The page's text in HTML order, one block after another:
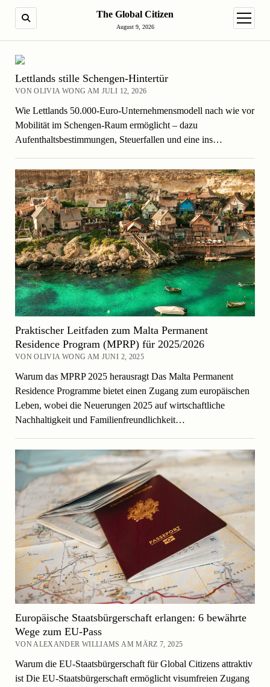
The Global Citizen
August 9, 2026
Menü
Lettlands stille Schengen-Hintertür
VON OLIVIA WONG AM JULI 12, 2026
Wie Lettlands 50.000-Euro-Unternehmensmodell nach wie vor
Mobilität im Schengen-Raum ermöglicht – dazu
Aufenthaltsbestimmungen, Steuerfallen und eine ins…
Praktischer Leitfaden zum Malta Permanent
Residence Program (MPRP) für 2025/2026
VON OLIVIA WONG AM JUNI 2, 2025
Warum das MPRP 2025 herausragt Das Malta Permanent
Residence Programme bietet einen Zugang zum europäischen
Leben, wobei die Neuerungen 2025 auf wirtschaftliche
Nachhaltigkeit und Familienfreundlichkeit…
Europäische Staatsbürgerschaft erlangen: 6 bewährte
Wege zum EU-Pass
VON ALEXANDER WILLIAMS AM MÄRZ 7, 2025
Warum die EU-Staatsbürgerschaft für Global Citizens attraktiv
ist Die EU-Staatsbürgerschaft ermöglicht visumfreien Zugang